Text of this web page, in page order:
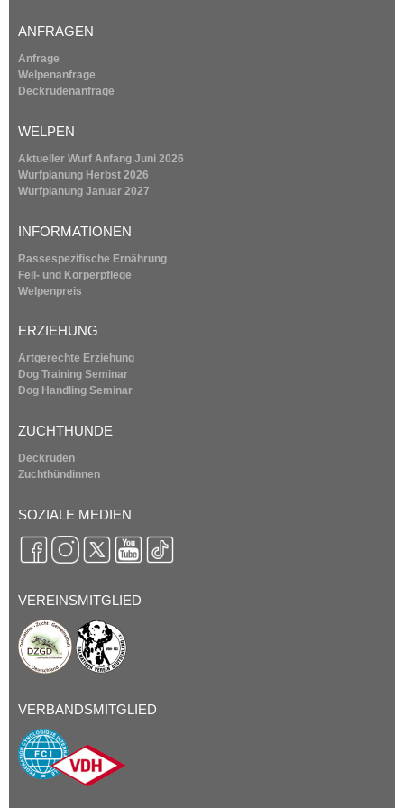
i
n
k
i
s
t
e
r
n
)
ANFRAGEN
Anfrage
Welpenanfrage
Deckrüdenanfrage
WELPEN
Aktueller Wurf Anfang Juni 2026
Wurfplanung Herbst 2026
Wurfplanung Januar 2027
INFORMATIONEN
Rassespezifische Ernährung
Fell- und Körperpflege
Welpenpreis
ERZIEHUNG
Artgerechte Erziehung
Dog Training Seminar
Dog Handling Seminar
ZUCHTHUNDE
Deckrüden
Zuchthündinnen
SOZIALE MEDIEN
VEREINSMITGLIED
VERBANDSMITGLIED